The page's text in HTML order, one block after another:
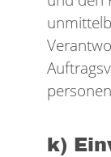
k)